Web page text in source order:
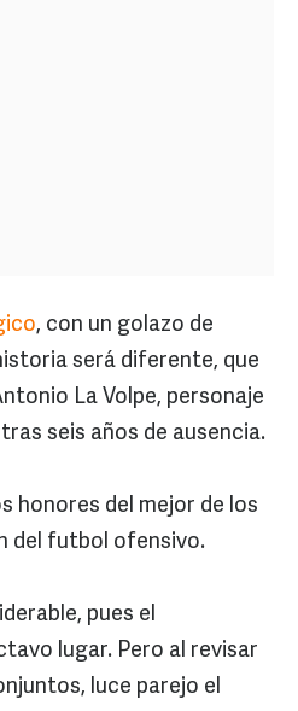
, con un golazo de
será diferente, que
La Volpe, personaje
seis años de ausencia.
honores del mejor de los
del futbol ofensivo.
pues el
lugar. Pero al revisar
luce parejo el